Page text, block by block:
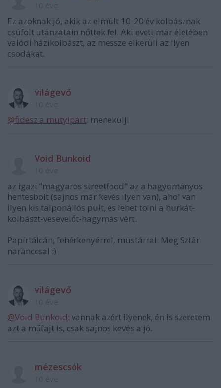
Ez azoknak jó, akik az elmúlt 10-20 év kolbásznak
csúfolt utánzatain nőttek fel. Aki evett már életében
valódi házikolbászt, az messze elkerüli az ilyen
csodákat.
világevő
@fidesz a mutyipárt: menekülj!
Void Bunkoid
az igazi "magyaros streetfood" az a hagyományos
hentesbolt (sajnos már kevés ilyen van), ahol van
ilyen kis talponállós pult, és lehet tolni a hurkát-
kolbászt-vesevelőt-hagymás vért.
Papírtálcán, fehérkenyérrel, mustárral. Meg Sztár
naranccsal :)
világevő
@Void Bunkoid: vannak azért ilyenek, én is szeretem
azt a műfajt is, csak sajnos kevés a jó.
mézescsók